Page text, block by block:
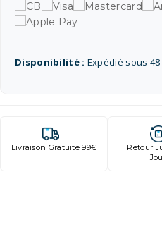
Disponibilité : Expédié sous 48
Livraison Gratuite 99€
Retour